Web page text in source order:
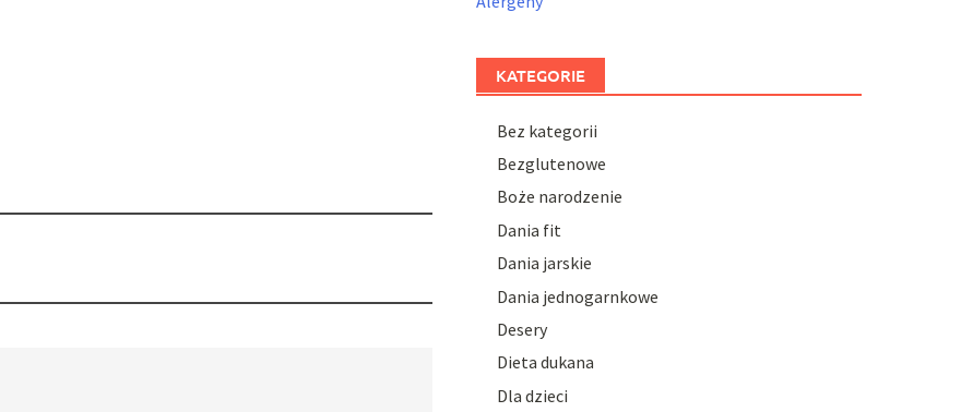
KATEGORIE
Bez kategorii
Bezglutenowe
Boże narodzenie
Dania fit
Dania jarskie
Dania jednogarnkowe
Desery
Dieta dukana
Dla dzieci